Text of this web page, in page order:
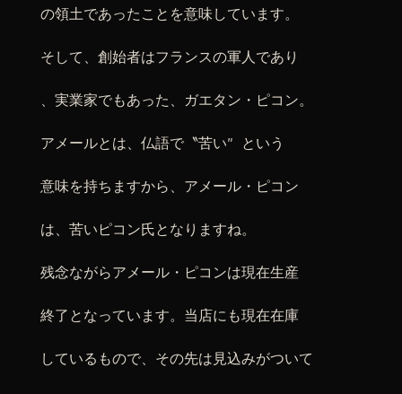
の領土であったことを意味しています。
そして、創始者はフランスの軍人であり
、実業家でもあった、ガエタン・ピコン。
アメールとは、仏語で〝苦い″ という
意味を持ちますから、アメール・ピコン
は、苦いピコン氏となりますね。
残念ながらアメール・ピコンは現在生産
終了となっています。当店にも現在在庫
しているもので、その先は見込みがついて